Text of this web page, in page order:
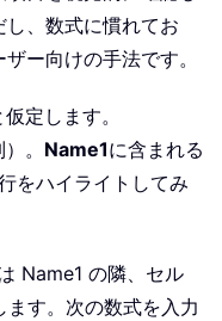
、数式に慣れてお
ー向けの手法です。
定します。
。 Name1に含まれる
をハイライトしてみ
Name1 の隣、セル
ます。次の数式を入力